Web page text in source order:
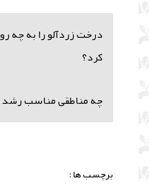
درخت زردآلو را به چه
کرد؟
چه مناطقی مناسب رشد
برچسب ها :